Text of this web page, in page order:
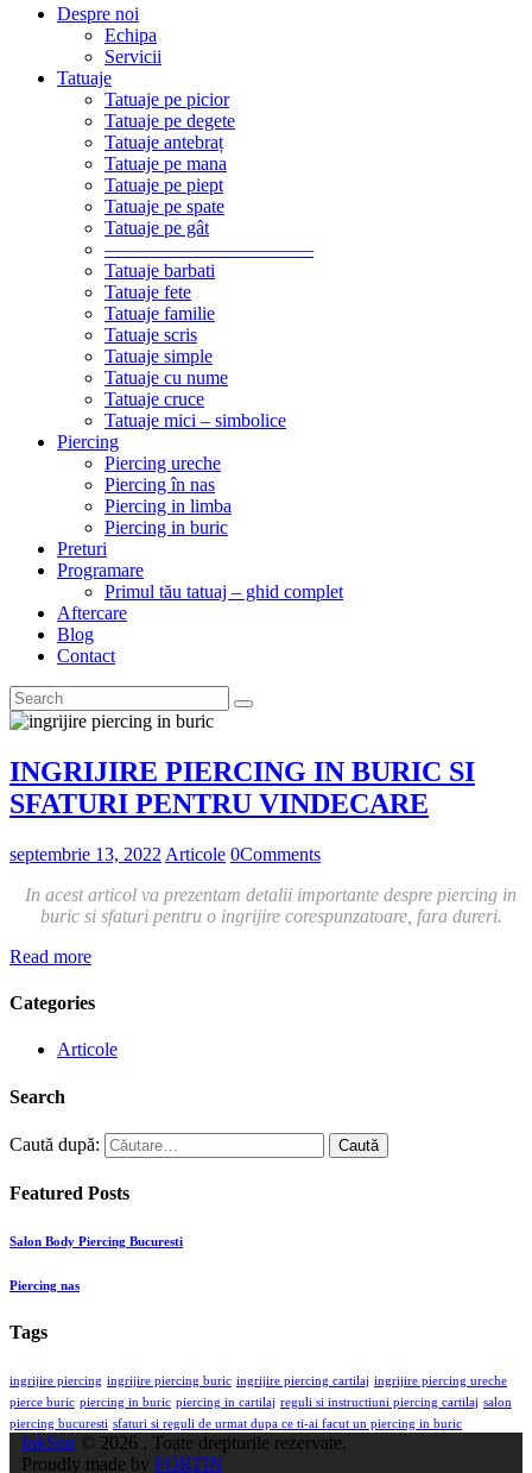
Despre noi
Echipa
Servicii
Tatuaje
Tatuaje pe picior
Tatuaje pe degete
Tatuaje antebraț
Tatuaje pe mana
Tatuaje pe piept
Tatuaje pe spate
Tatuaje pe gât
———————————
Tatuaje barbati
Tatuaje fete
Tatuaje familie
Tatuaje scris
Tatuaje simple
Tatuaje cu nume
Tatuaje cruce
Tatuaje mici – simbolice
Piercing
Piercing ureche
Piercing în nas
Piercing in limba
Piercing in buric
Preturi
Programare
Primul tău tatuaj – ghid complet
Aftercare
Blog
Contact
INGRIJIRE PIERCING IN BURIC SI
SFATURI PENTRU VINDECARE
septembrie 13, 2022 Articole 0Comments
In acest articol va prezentam detalii importante despre piercing in
buric si sfaturi pentru o ingrijire corespunzatoare, fara dureri.
Read more
Categories
Articole
Search
Caută după:
Featured Posts
Salon Body Piercing Bucuresti
Piercing nas
Tags
ingrijire piercing ingrijire piercing buric ingrijire piercing cartilaj ingrijire piercing ureche
pierce buric piercing in buric piercing in cartilaj reguli si instructiuni piercing cartilaj salon
piercing bucuresti sfaturi si reguli de urmat dupa ce ti-ai facut un piercing in buric
InkStar© 2026 . Toate drepturile rezervate.
Proudly made by FORTIN